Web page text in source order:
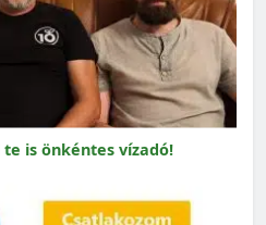
is önkéntes vízadó!